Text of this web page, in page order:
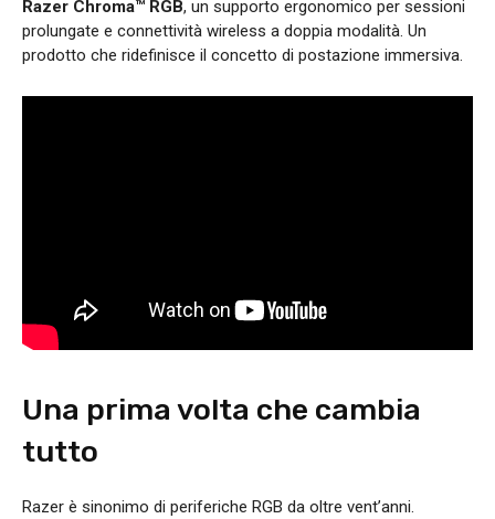
Razer Chroma™ RGB, un supporto ergonomico per sessioni
prolungate e connettività wireless a doppia modalità. Un
prodotto che ridefinisce il concetto di postazione immersiva.
Una prima volta che cambia
tutto
Razer è sinonimo di periferiche RGB da oltre vent’anni.